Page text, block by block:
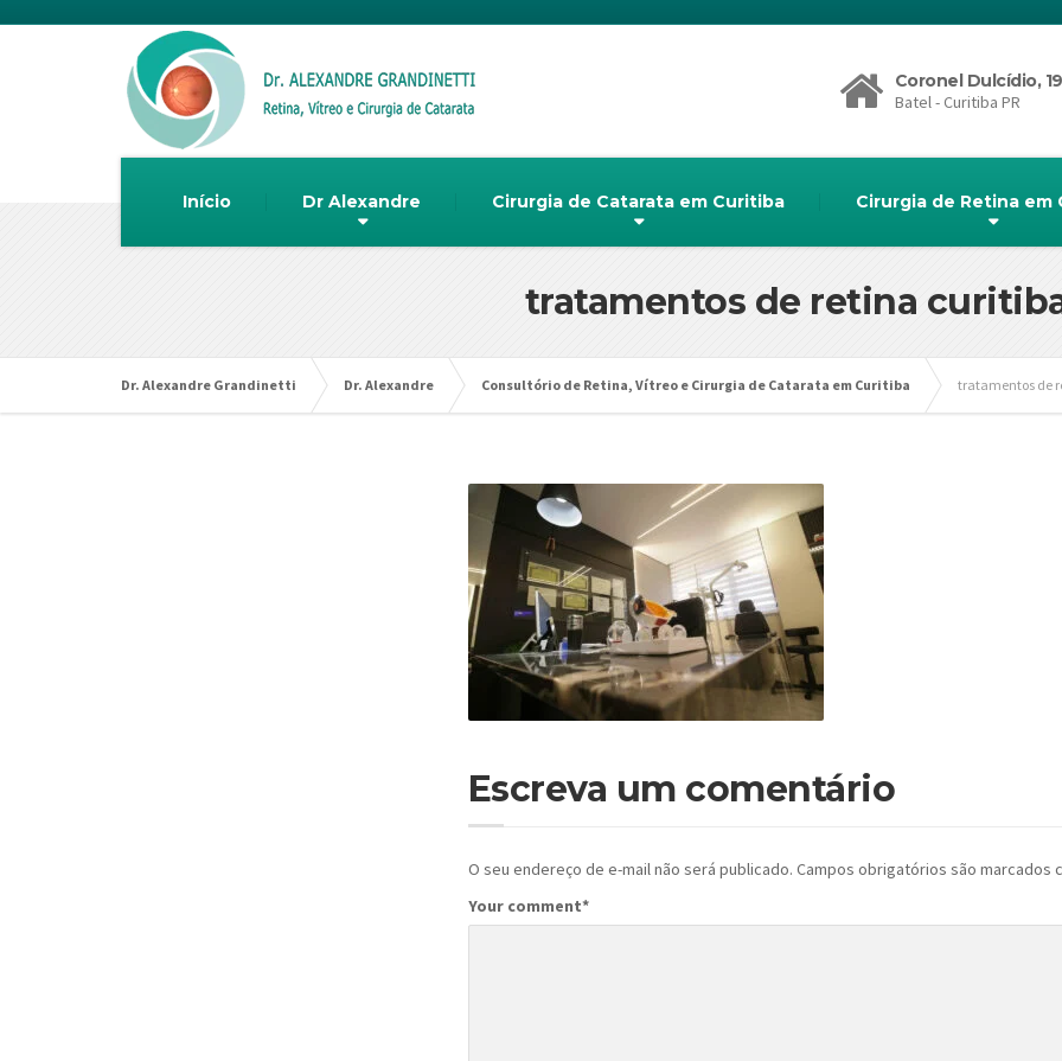
Coronel Dulcídio,
Batel - Curitiba PR
Início Dr Alexandre Cirurgia de Catarata em Curitiba Cirurgia de Retina em
tratamentos de retina
Dr. Alexandre Grandinetti Dr. Alexandre Consultório de Retina, Vítreo e Cirurgia de Catarata em Curitiba tratamentos de
Escreva um comentário
O seu endereço de e-mail não será publicado. Campos obrigatórios são marcados
Your comment*